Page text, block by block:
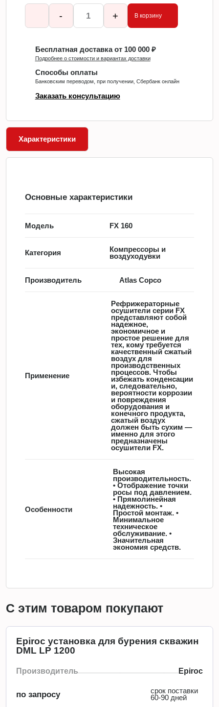
- + В корзину
Бесплатная доставка от 100 000 ₽
Подробнее о стоимости и вариантах доставки
Способы оплаты
Банковским переводом, при получении, Сбербанк онлайн
Заказать консультацию
Характеристики
Основные характеристики
Модель FX 160
Категория
Компрессоры и
воздуходувки
Производитель Atlas Copco
Применение
Рефрижераторные
осушители серии FX
представляют собой
надежное,
экономичное и
простое решение для
тех, кому требуется
качественный сжатый
воздух для
производственных
процессов. Чтобы
избежать конденсации
и, следовательно,
вероятности коррозии
и повреждения
оборудования и
конечного продукта,
сжатый воздух
должен быть сухим —
именно для этого
предназначены
осушители FX.
Особенности
Высокая
производительность.
• Отображение точки
росы под давлением.
• Прямолинейная
надежность. •
Простой монтаж. •
Минимальное
техническое
обслуживание. •
Значительная
экономия средств.
С этим товаром покупают
Epiroc установка для бурения скважин
DML LP 1200
Производитель Epiroc
по запросу
срок поставки
60-90 дней